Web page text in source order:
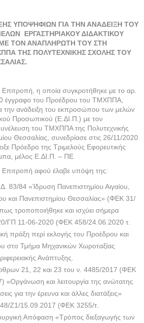
ΥΠΟΨΗΦΙΩΝ ΓΙΑ ΤΗΝ ΑΝΑΔΕΙΞΗ ΤΟΥ
ΕΡΓΑΣΤΗΡΙΑΚΟΥ ΔΙΔΑΚΤΙΚΟΥ
ΤΟΝ ΑΝΑΠΛΗΡΩΤΗ ΤΟΥ ΣΤΗ
ΤΗΣ ΠΟΛΥΤΕΧΝΙΚΗΣ ΣΧΟΛΗΣ ΤΟΥ
Επιτροπή, η οποία συγκροτήθηκε με το αρ.
έγγραφο του Προέδρου του ΤΜΧΠΠΑ,
την ανάδειξη του εκπροσώπου των μελών
Προσωπικού (Ε.ΔΙ.Π.) με τον
του ΤΜΧΠΠΑ της Πολυτεχνικής
Θεσσαλίας, συνεδρίασε στις 26/11/2020
Πρόεδρο της Τριμελούς Εφορευτικής
μέλος Ε.ΔΙ.Π. – ΠΕ
Επιτροπή αφού έλαβε υπόψη της:
83/84 «Ίδρυση Πανεπιστημίου Αιγαίου,
και Πανεπιστημίου Θεσσαλίας» (ΦΕΚ 31/
τροποποιήθηκε και ισχύει σήμερα
ΓΠ 11-06-2020 (ΦΕΚ 458/24.06.2020 τ.
πράξη περί εκλογής του Προέδρου και
στο Τμήμα Μηχανικών Χωροταξίας
Ανάπτυξης.
21, 22 και 23 του ν. 4485/2017 (ΦΕΚ
«Οργάνωση και λειτουργία της ανώτατης
για την έρευνα και άλλες διατάξεις»
Ζ1/15.09.2017 (ΦΕΚ 3255/τ.
Απόφαση «Τρόπος διεξαγωγής των